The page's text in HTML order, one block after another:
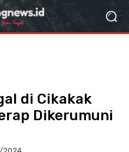
di Cikakak
Dikerumuni